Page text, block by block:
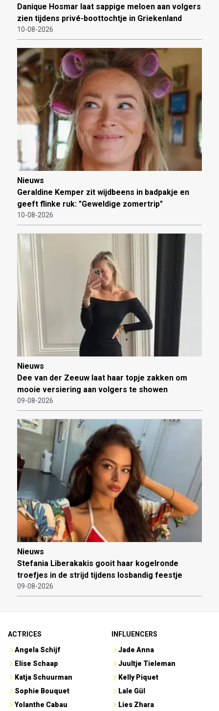
Danique Hosmar laat sappige meloen aan volgers
zien tijdens privé-boottochtje in Griekenland
10-08-2026
Nieuws
Geraldine Kemper zit wijdbeens in badpakje en
geeft flinke ruk: "Geweldige zomertrip"
10-08-2026
Nieuws
Dee van der Zeeuw laat haar topje zakken om
mooie versiering aan volgers te showen
09-08-2026
Nieuws
Stefania Liberakakis gooit haar kogelronde
troefjes in de strijd tijdens losbandig feestje
09-08-2026
ACTRICES
Angela Schijf
Elise Schaap
Katja Schuurman
Sophie Bouquet
Yolanthe Cabau
INFLUENCERS
Jade Anna
Juultje Tieleman
Kelly Piquet
Lale Gül
Lies Zhara